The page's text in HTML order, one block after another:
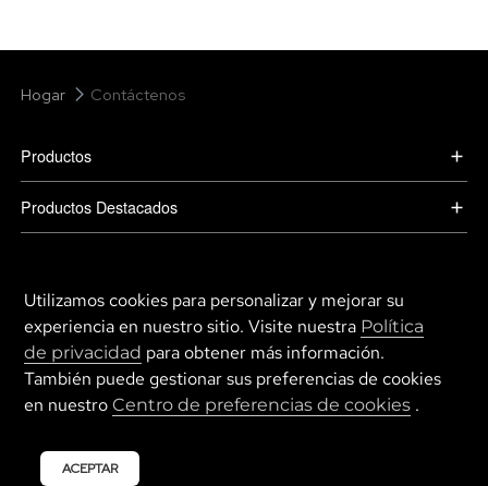
Utilizamos cookies para personalizar y mejorar su
experiencia en nuestro sitio. Visite nuestra Política
de privacidad para obtener más información.
También puede gestionar sus preferencias de cookies
en nuestroCentro de preferencias de cookies .
ACEPTAR
Hogar Contáctenos
Productos
Productos Destacados
Contáctanos
Español